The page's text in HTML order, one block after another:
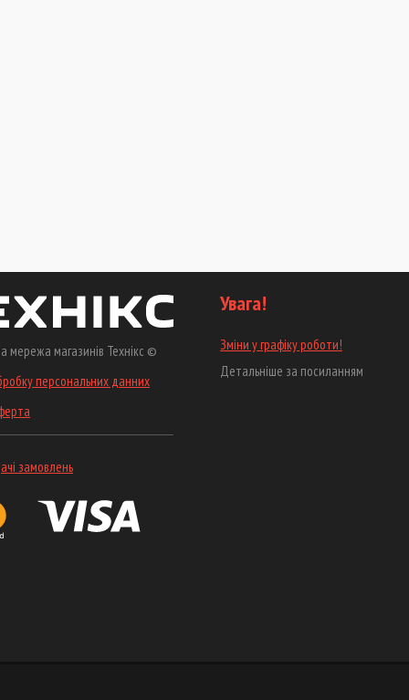
мережа магазинів Технікс ©
персональних данних
замовлень
Увага!
Зміни у графіку роботи!
Детальніше за посиланням